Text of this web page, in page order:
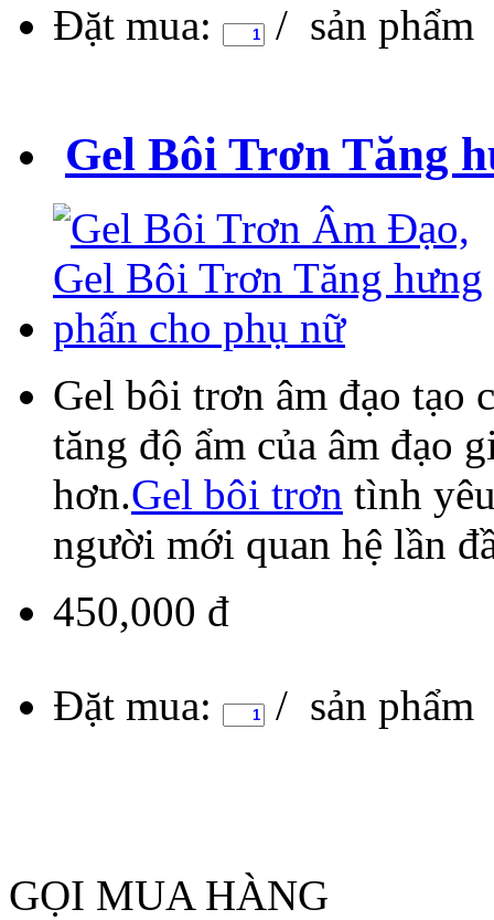
Đặt mua:
/ sản phẩm
Gel Bôi Trơn Tăng
Gel bôi trơn âm đạo tạo
tăng độ ẩm của âm đạo
hơn.Gel bôi trơn tình
người mới quan hệ lần
450,000 đ
Đặt mua:
/ sản phẩm
GỌI MUA HÀNG